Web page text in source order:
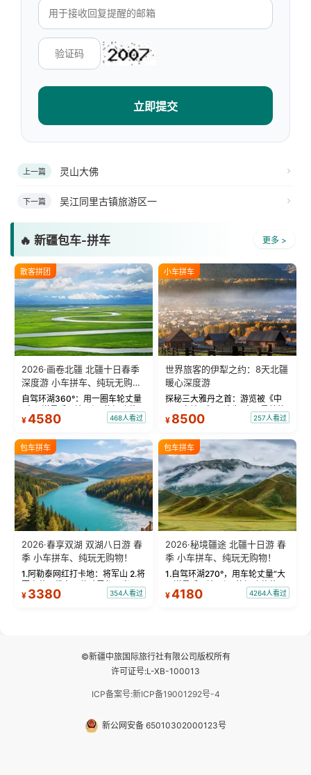
立即提交
上一篇 灵山大佛
下一篇 吴江同里古镇旅游区一
🔥 新疆包车-拼车 更多 >
散客拼团
2026·画卷北疆 北疆十日春季
深度游 小车拼车、纯玩无购
物！
自驾环湖360°：用一圈车轮丈量
“大西洋最后一滴眼泪”的极致蔚
蓝。 赛湖旅拍：甄选多款风格服
绝美瞬间。 赛湖坦克300跟车视
频：专业摄影师...
¥4580 468人看过
小车拼车
世界旅客的伊犁之约：8天北疆
暖心深度游
探秘三大雅丹之首：游览被《中
国国家地理》评选为“中国最美的
三大雅丹”第一名的克拉玛依魔鬼
瓦人最大村落——禾木村，欣赏
晨雾与小木...
¥ 8500 257人看过
包车拼车
2026·春享双湖 双湖八日游 春
季 小车拼车、纯玩无购物！
1.阿勒泰网红打卡地：将军山 2.将
军山落日缆车，体验雪都风光 3.
将军山，夕阳派对，蹦迪party 4.
¥ 3380 354人看过
包车拼车
2026·秘境疆途 北疆十日游 春
季 小车拼车、纯玩无购物！
1.自驾环湖270°，用车轮丈量“大
西洋最后一滴眼泪”的极致蔚蓝，
让雪山、花海与深邃湖水在转弯
¥4180 4264人看过
©新疆中旅国际旅行社有限公司版权所有
许可证号:L-XB-100013
ICP备案号:新ICP备19001292号-4
新公网安备 65010302000123号